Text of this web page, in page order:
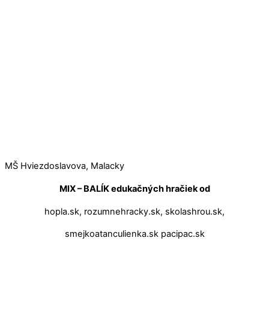
MŠ Hviezdoslavova, Malacky
MIX – BALÍK edukačných hračiek od
hopla.sk, rozumnehracky.sk, skolashrou.sk,
smejkoatanculienka.sk pacipac.sk